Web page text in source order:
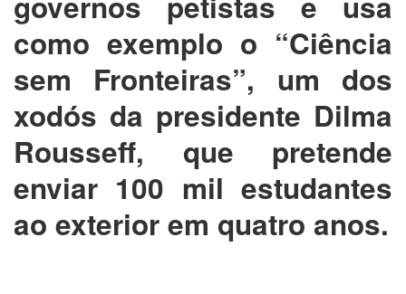
como exemplo o “Ciência
sem Fronteiras”, um dos
xodós da presidente Dilma
Rousseff, que pretende
enviar 100 mil estudantes
ao exterior em quatro anos.